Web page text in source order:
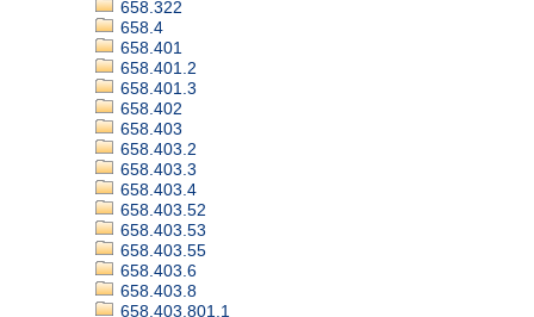
658.322
658.4
658.401
658.401.2
658.401.3
658.402
658.403
658.403.2
658.403.3
658.403.4
658.403.52
658.403.53
658.403.55
658.403.6
658.403.8
658.403.801.1